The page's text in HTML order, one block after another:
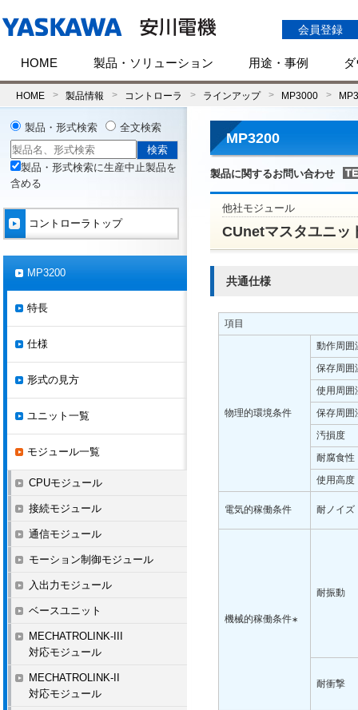
会員登録
HOME 製品・ソリューション 用途・事例
HOME 製品情報 コントローラ ラインアップ MP3000
MP3200
製品に関するお問い合わせ
他社モジュール
CUnetマスタユニッ
共通仕様
項目
物理的環境条件
動作周囲
保存周囲
使用周囲
保存周囲
汚損度
耐腐食性
使用高度
電気的稼働条件 耐ノイズ
機械的稼働条件∗
耐振動
耐衝撃
製品・形式検索 全文検索
製品・形式検索に生産中止製品を
含める
コントローラトップ
MP3200
特長
仕様
形式の見方
ユニット一覧
モジュール一覧
CPUモジュール
接続モジュール
通信モジュール
モーション制御モジュール
入出力モジュール
ベースユニット
MECHATROLINK-III
対応モジュール
MECHATROLINK-II
対応モジュール